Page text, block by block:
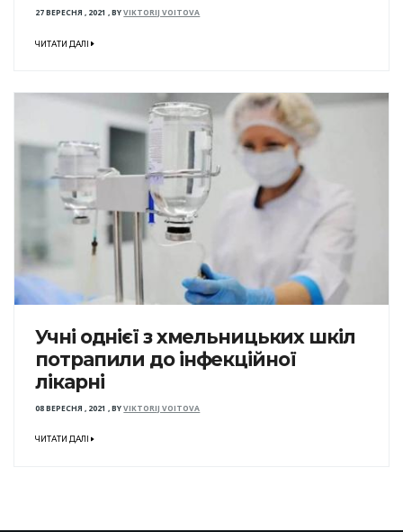
27 ВЕРЕСНЯ , 2021 ,BYVIKTORIJ VOITOVA
ЧИТАТИ ДАЛІ
Учні однієї з хмельницьких шкіл
потрапили до інфекційної
лікарні
08 ВЕРЕСНЯ , 2021 ,BYVIKTORIJ VOITOVA
ЧИТАТИ ДАЛІ